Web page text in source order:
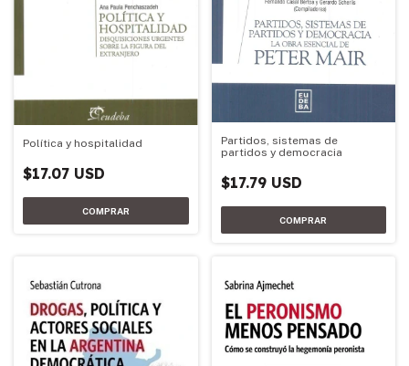
Política y hospitalidad
$17.07 USD
Partidos, sistemas de
partidos y democracia
$17.79 USD